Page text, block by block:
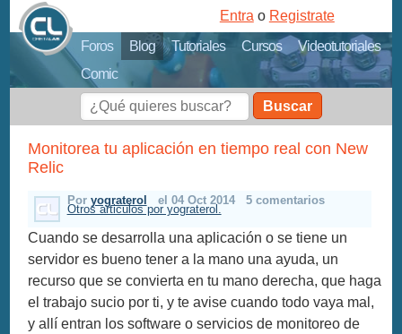
Foros Blog Tutoriales Cursos
Videotutoriales
Comic
Entra o Registrate
Buscar
Monitorea tu aplicación en tiempo real con New
Relic
Por yograterol el 04 Oct 2014 5 comentarios
Otros articulos por yograterol.
Cuando se desarrolla una aplicación o se tiene un
servidor es bueno tener a la mano una ayuda, un
recurso que se convierta en tu mano derecha, que haga
el trabajo sucio por ti, y te avise cuando todo vaya mal,
y allí entran los software o servicios de monitoreo de